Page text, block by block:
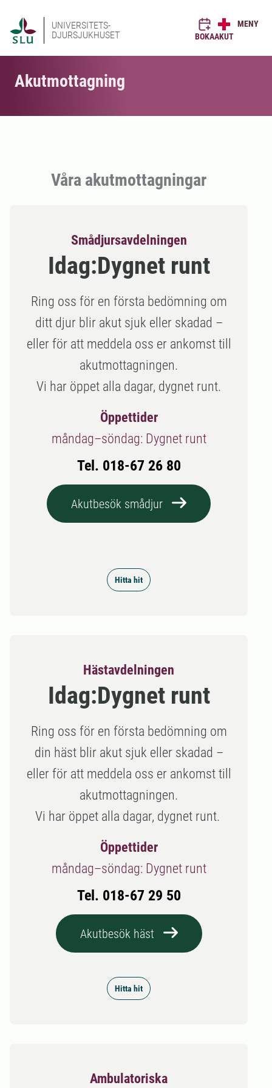
UNIVERSITETS-
DJURSJUKHUSET
BOKAAKUT
MENY
Akutmottagning
Våra akutmottagningar
Smådjursavdelningen
Idag:Dygnet runt
Ring oss för en första bedömning om
ditt djur blir akut sjuk eller skadad –
eller för att meddela oss er ankomst till
akutmottagningen.
Vi har öppet alla dagar, dygnet runt.
Öppettider
måndag–söndag: Dygnet runt
Tel. 018-67 26 80
Akutbesök smådjur
Hitta hit
Hästavdelningen
Idag:Dygnet runt
Ring oss för en första bedömning om
din häst blir akut sjuk eller skadad –
eller för att meddela oss er ankomst till
akutmottagningen.
Vi har öppet alla dagar, dygnet runt.
Öppettider
måndag–söndag: Dygnet runt
Tel. 018-67 29 50
Akutbesök häst
Hitta hit
Ambulatoriska